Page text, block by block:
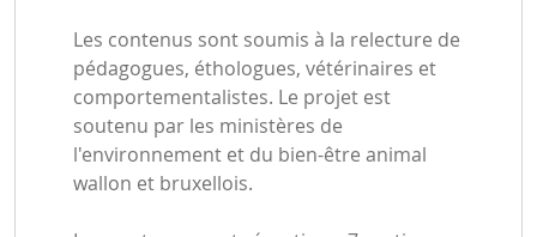
Les contenus sont soumis à la relecture de
pédagogues, éthologues, vétérinaires et
comportementalistes. Le projet est
soutenu par les ministères de
l'environnement et du bien-être animal
wallon et bruxellois.